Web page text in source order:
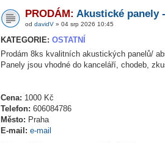
PRODÁM: Akustické panely
od davidV » 04 srp 2026 10:45
KATEGORIE: OSTATNÍ
Prodám 8ks kvalitních akustických panelů/
Panely jsou vhodné do kanceláří, chodeb,
Cena: 1000 Kč
Telefon: 606084786
Město: Praha
E-mail: e-mail